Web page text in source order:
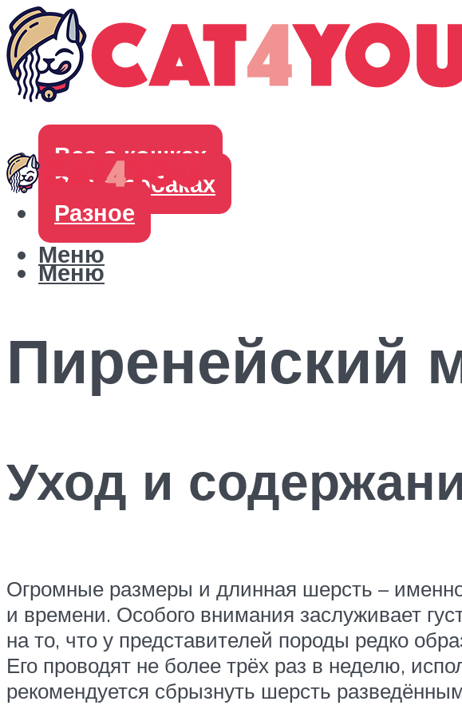
Все о кошках
Все о собаках
Разное
Меню
Меню
Пиренейский
Уход и
Огромные размеры и длинная шерсть –
и времени. Особого внимания заслуживает
на то, что у представителей породы редко
Его проводят не более трёх раз в неделю,
рекомендуется сбрызнуть шерсть